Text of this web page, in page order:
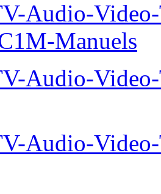
Audio-
Manuels
Audio-
Audio-